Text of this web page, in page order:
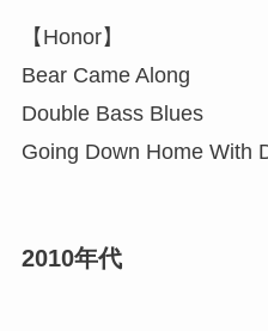
【Honor】
Bear Came Along
Double Bass Blues
Going Down Home With
2010年代